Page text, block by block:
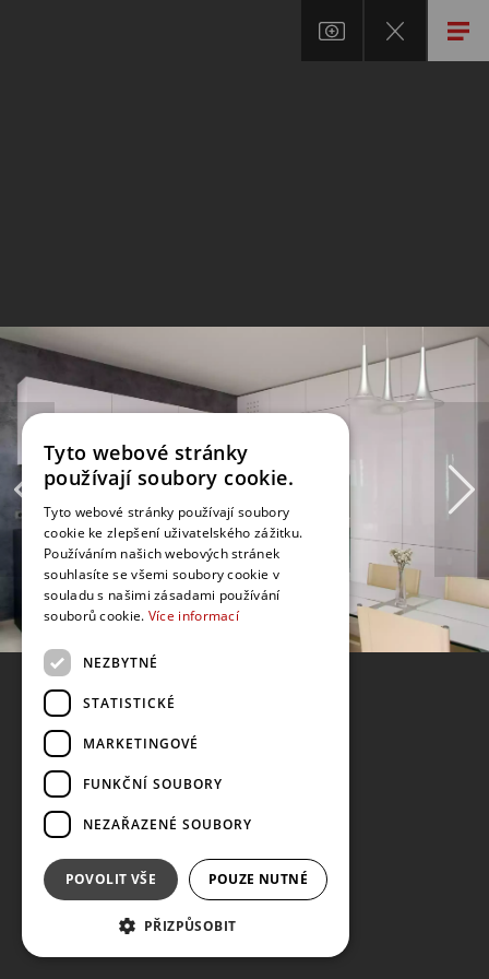
Tyto webové stránky
používají soubory cookie.
Tyto webové stránky používají soubory
cookie ke zlepšení uživatelského zážitku.
Používáním našich webových stránek
souhlasíte se všemi soubory cookie v
souladu s našimi zásadami používání
souborů cookie. Více informací
NEZBYTNÉ
STATISTICKÉ
MARKETINGOVÉ
FUNKČNÍ SOUBORY
NEZAŘAZENÉ SOUBORY
POVOLIT VŠE POUZE NUTNÉ
PŘIZPŮSOBIT